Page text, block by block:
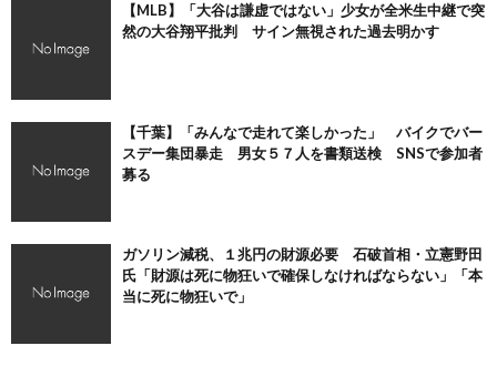
【MLB】「大谷は謙虚ではない」少女が全米生中継で突
然の大谷翔平批判 サイン無視された過去明かす
【千葉】「みんなで走れて楽しかった」 バイクでバー
スデー集団暴走 男女５７人を書類送検 SNSで参加者
募る
ガソリン減税、１兆円の財源必要 石破首相・立憲野田
氏「財源は死に物狂いで確保しなければならない」「本
当に死に物狂いで」